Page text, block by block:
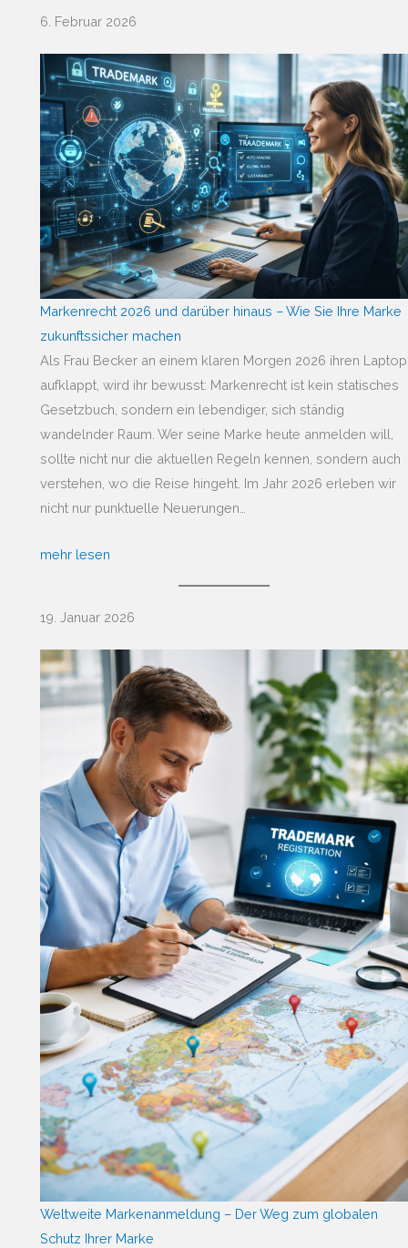
6. Februar 2026
Markenrecht 2026 und darüber hinaus – Wie Sie Ihre Marke
zukunftssicher machen
Als Frau Becker an einem klaren Morgen 2026 ihren Laptop
aufklappt, wird ihr bewusst: Markenrecht ist kein statisches
Gesetzbuch, sondern ein lebendiger, sich ständig
wandelnder Raum. Wer seine Marke heute anmelden will,
sollte nicht nur die aktuellen Regeln kennen, sondern auch
verstehen, wo die Reise hingeht. Im Jahr 2026 erleben wir
nicht nur punktuelle Neuerungen…
mehr lesen
19. Januar 2026
Weltweite Markenanmeldung – Der Weg zum globalen
Schutz Ihrer Marke